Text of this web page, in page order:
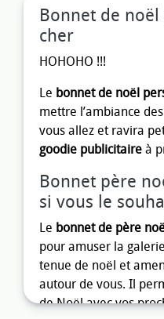
Bonnet de
cher
HOHOHO !!!
Le bonnet de noël
mettre l’ambiance
vous allez et ravira
goodie publicitaire à
Bonnet père
si vous le
Le bonnet de père
pour amuser la
tenue de noël et
autour de vous. Il
de Noël avec vos